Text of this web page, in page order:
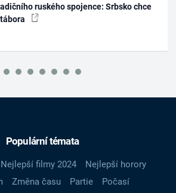
ruského spojence: Srbsko chce
Populární témata
Nejlepší filmy 2024
Nejlepší horory
Změna času Partie
Počasí